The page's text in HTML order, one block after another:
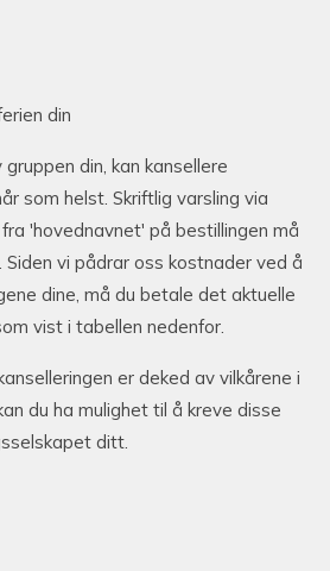
din
din, kan kansellere
som helst. Skriftlig varsling via
'hovednavnet' på bestillingen må
vi pådrar oss kostnader ved å
dine, må du betale det aktuelle
vist i tabellen nedenfor.
er deked av vilkårene i
du ha mulighet til å kreve disse
ditt.